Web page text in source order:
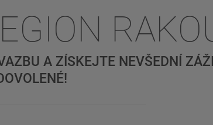
A ZÍSKEJTE NEVŠEDNÍ